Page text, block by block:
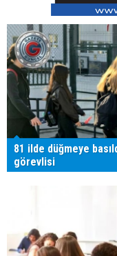
81 ilde düğmeye
görevlisi